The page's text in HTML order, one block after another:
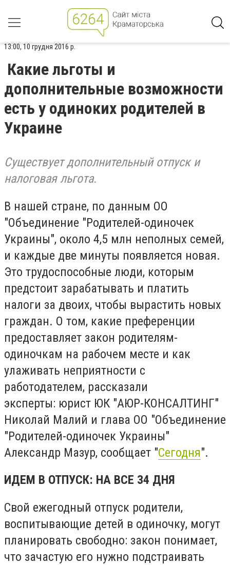
13:00, 10 грудня 2016 р.
Какие льготы и
дополнительные возможности
есть у одиноких родителей в
Украине
Существует дополнительный отпуск и
нало­говая льгота.
В нашей стране, по данным ОО
"Объединение "Родителей-одиночек
Украины", около 4,5 млн неполных семей,
и каждые две минуты появляется новая.
Это трудоспособные люди, которым
предстоит зарабатывать и платить
налоги за двоих, чтобы вырастить новых
граждан. О том, какие преференции
предоставляет закон родителям-
одиночкам на рабочем месте и как
улаживать неприятности с
работодателем, рассказали
эксперты: юрист ЮК "АЮР-КОНСАЛТИНГ"
Николай Малий и глава ОО "Объединение
"Родителей-одиночек Украины"
Александр Мазур, сообщает "Сегодня".
ИДЕМ В ОТПУСК: НА ВСЕ 34 ДНЯ
Свой ежегодный отпуск родители,
воспитывающие детей в одиночку, могут
планировать свободно: закон понимает,
что зачастую его нужно подстраивать